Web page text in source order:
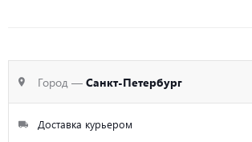
Город — Санкт-Петербург
Доставка курьером